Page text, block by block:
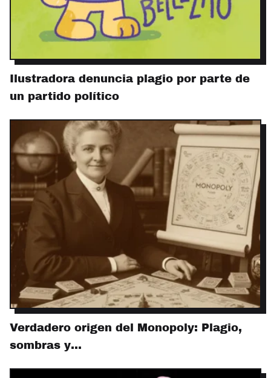
Ilustradora denuncia plagio por parte de
un partido político
Verdadero origen del Monopoly: Plagio,
sombras y…